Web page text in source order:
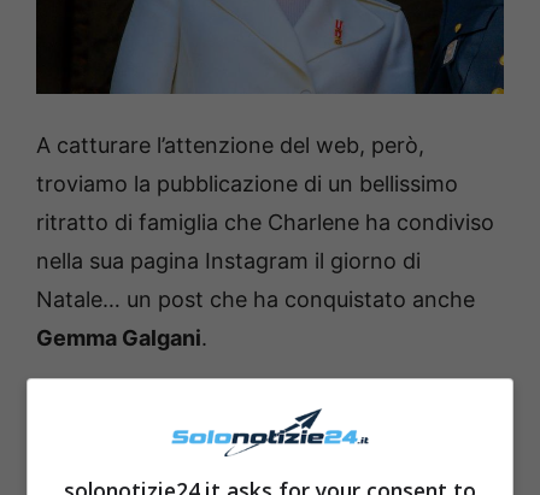
A catturare l’attenzione del web, però,
troviamo la pubblicazione di un bellissimo
ritratto di famiglia che Charlene ha condiviso
nella sua pagina Instagram il giorno di
Natale… un post che ha conquistato anche
Gemma Galgani.